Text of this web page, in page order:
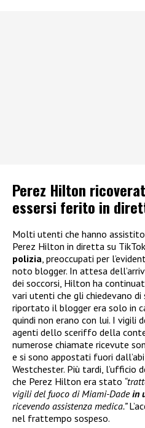
Perez Hilton
essersi ferito in
Molti utenti che hanno
Perez Hilton in diretta su
polizia , preoccupati per
noto blogger. In attesa
dei soccorsi, Hilton ha
vari utenti che gli chiedevano
riportato il blogger era solo in
quindi non erano con lui. I vigili
agenti dello sceriffo della
numerose chiamate ricevute
e si sono appostati fuori
Westchester. Più tardi, l’ufficio
che Perez Hilton era stato
vigili del fuoco di Miami-Dadein
ricevendo assistenza medica.”
nel frattempo sospeso.